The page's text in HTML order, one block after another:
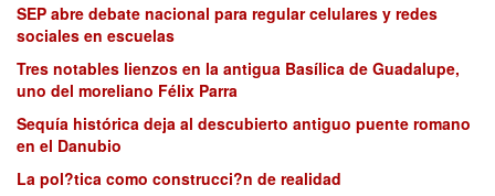
SEP abre debate nacional para regular celulares y redes
sociales en escuelas
Tres notables lienzos en la antigua Basílica de Guadalupe,
uno del moreliano Félix Parra
Sequía histórica deja al descubierto antiguo puente romano
en el Danubio
La pol?tica como construcci?n de realidad